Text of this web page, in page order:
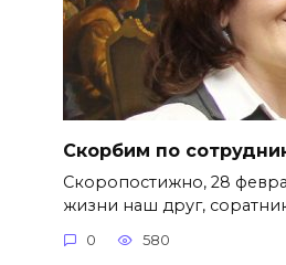
Скорбим по
Скоропостижно, 28
жизни наш друг,
0 580